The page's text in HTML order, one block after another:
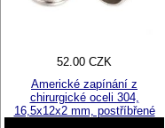
52.00 CZK
Americké zapínání z
chirurgické oceli 304,
16,5x12x2 mm, postříbřené